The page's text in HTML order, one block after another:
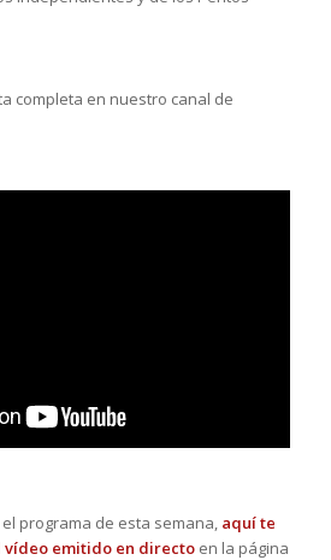
completa en nuestro canal de
programa de esta semana, aquí te
vídeo emitido en directoen la página